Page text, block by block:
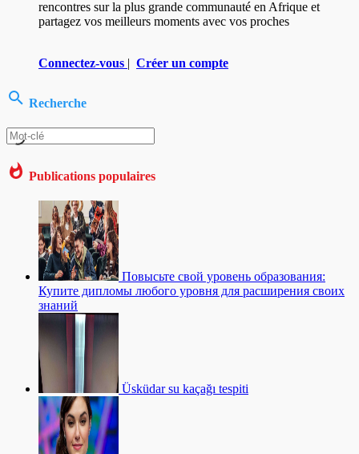
rencontres sur la plus grande communauté en Afrique et
partagez vos meilleurs moments avec vos proches
Connectez-vous | Créer un compte
Recherche
Publications populaires
Повысьте свой уровень образования:
Купите дипломы любого уровня для расширения своих
знаний
Üsküdar su kaçağı tespiti